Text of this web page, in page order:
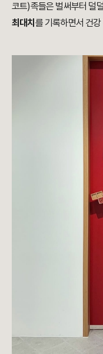
코트)족들은 벌써부터 덜
최대치 를 기록하면서 건